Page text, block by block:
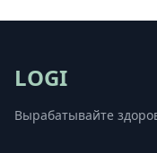
LOGI
Вырабатывайте